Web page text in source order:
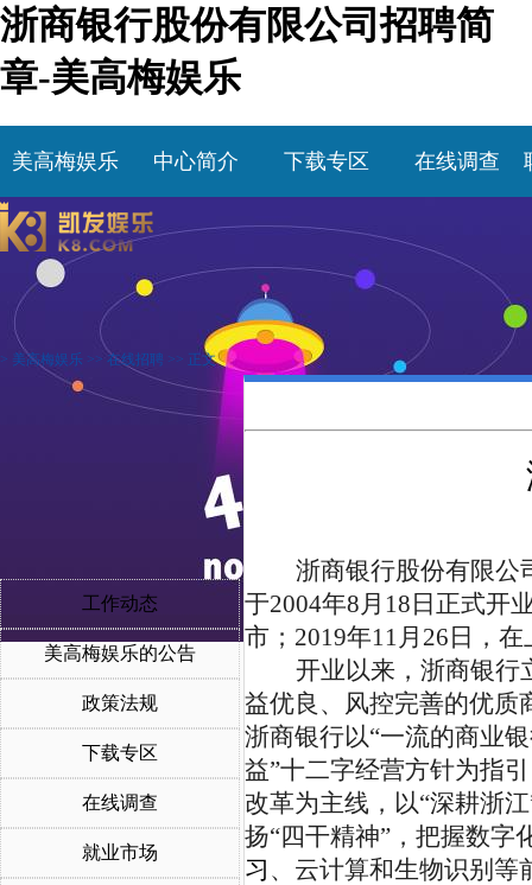
浙商银行股份有限公司招聘简
章-美高梅娱乐
美高梅娱乐 中心简介 下载专区 在线调查
> 美高梅娱乐 >> 在线招聘 >> 正文
工作动态
美高梅娱乐的公告
政策法规
下载专区
在线调查
就业市场
浙商银行股份有限公
于2004年8月18日正式开
市；2019年11月26日，
开业以来，浙商银行
益优良、风控完善的优质
浙商银行以“一流的商业
益”十二字经营方针为指
改革为主线，以“深耕浙
扬“四干精神”，把握数字
习 、云计算和生物识别等